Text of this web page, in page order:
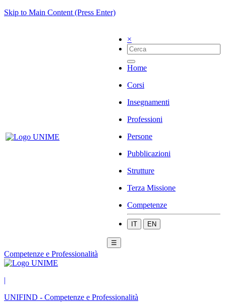
Skip to Main Content (Press Enter)
×
Home
Corsi
Insegnamenti
Professioni
Persone
Pubblicazioni
Strutture
Terza Missione
Competenze
IT EN
☰
Competenze e Professionalità
|
UNIFIND - Competenze e Professionalità